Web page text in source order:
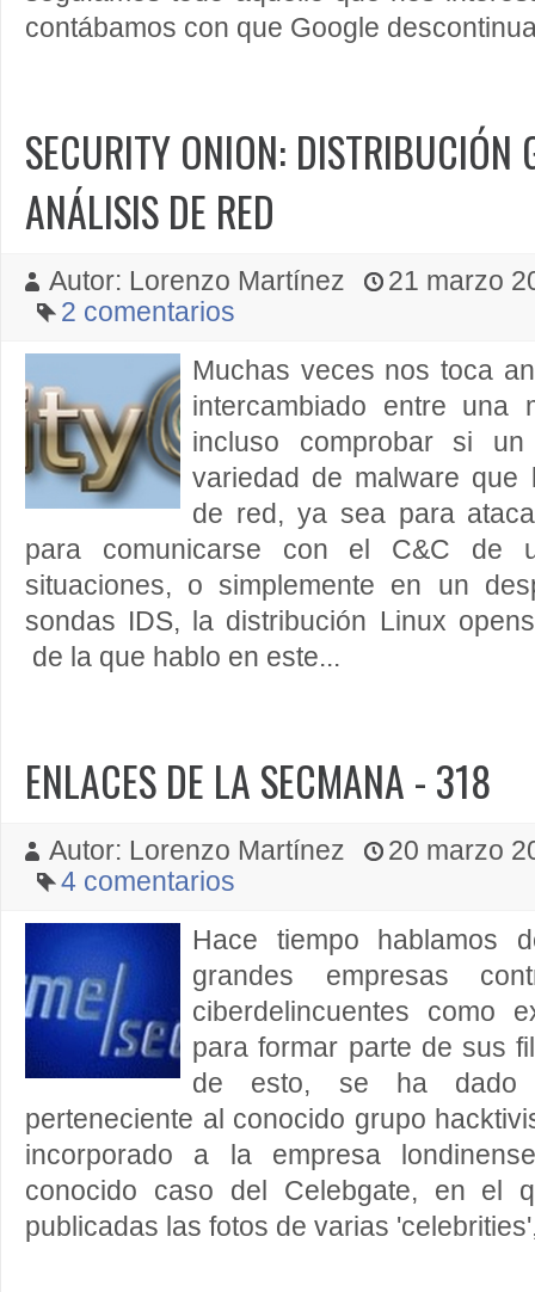
contábamos con que Google
SECURITY ONION: DISTRIBUCIÓN
ANÁLISIS DE RED
Autor: Lorenzo Martínez
21 marzo
2 comentarios
Muchas veces nos toca
intercambiado entre una
incluso comprobar si
variedad de malware que
de red, ya sea para
para comunicarse con el C&C de
situaciones, o simplemente en un
sondas IDS, la distribución Linux
de la que hablo en este...
ENLACES DE LA SECMANA - 318
Autor: Lorenzo Martínez
20 marzo
4 comentarios
Hace tiempo hablamos
grandes empresas
ciberdelincuentes como
para formar parte de sus
de esto, se ha dado
perteneciente al conocido grupo
incorporado a la empresa
conocido caso del Celebgate, en el
publicadas las fotos de varias